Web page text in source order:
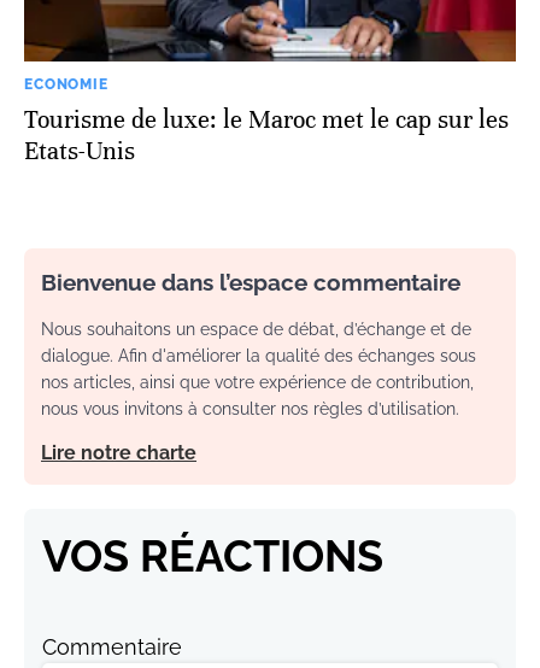
ECONOMIE
Tourisme de luxe: le Maroc met le cap sur les
Etats-Unis
Bienvenue dans l’espace commentaire
Nous souhaitons un espace de débat, d’échange et de
dialogue. Afin d'améliorer la qualité des échanges sous
nos articles, ainsi que votre expérience de contribution,
nous vous invitons à consulter nos règles d’utilisation.
Lire notre charte
VOS RÉACTIONS
Commentaire